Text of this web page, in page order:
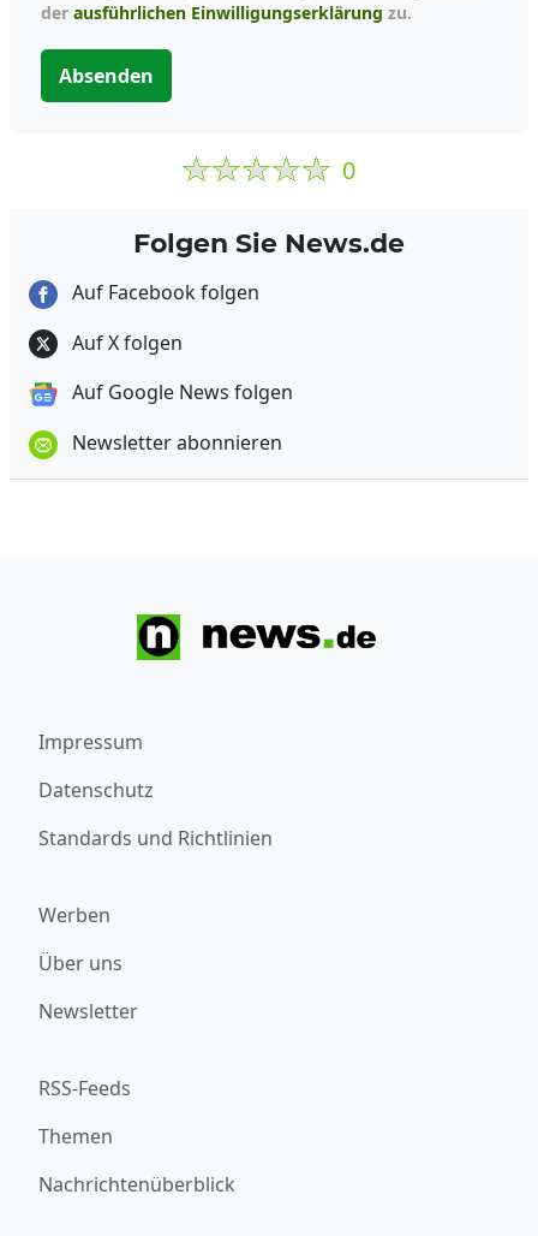
der ausführlichen Einwilligungserklärung zu.
Absenden
0
Folgen Sie News.de
Auf Facebook folgen
Auf X folgen
Auf Google News folgen
Newsletter abonnieren
Impressum
Datenschutz
Standards und Richtlinien
Werben
Über uns
Newsletter
RSS-Feeds
Themen
Nachrichtenüberblick